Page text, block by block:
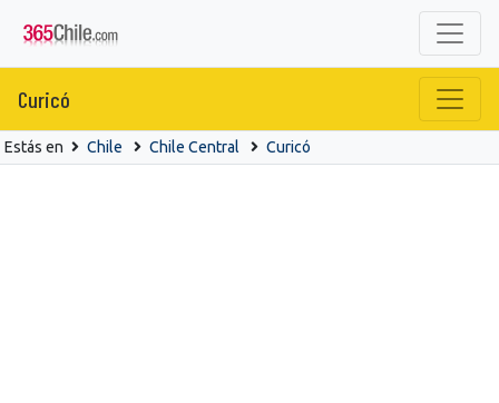
Curicó
Estás en Chile Chile Central Curicó